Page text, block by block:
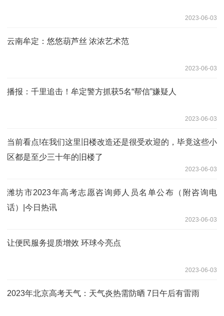
2023-06-03
云南牟定：悠悠葫芦丝 浓浓艺术范
2023-06-03
播报：千里追击！牟定警方抓获5名“帮信”嫌疑人
2023-06-03
当前看点!在我们这里旧楼改造还是很受欢迎的，毕竟这些小
区都是至少三十年的旧楼了
2023-06-03
潍坊市2023年高考志愿咨询师人员名单公布（附咨询电
话）|今日热讯
2023-06-03
让便民服务提质增效 环球今亮点
2023-06-03
2023年北京高考天气：天气炎热需防晒 7日午后有雷雨